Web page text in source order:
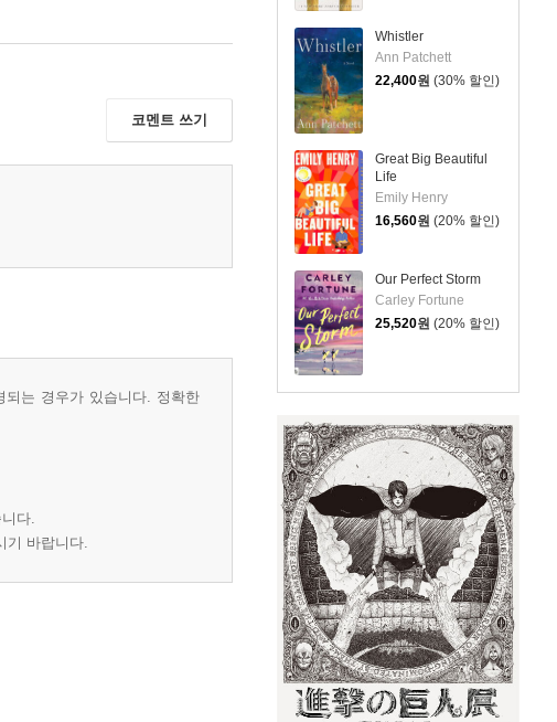
Whistler
Ann Patchett
22,400원 (30% 할인)
Great Big Beautiful
Life
Emily Henry
16,560원 (20% 할인)
Our Perfect Storm
Carley Fortune
25,520원 (20% 할인)
코멘트 쓰기
는 경우가 있습니다. 정확한
다.
기 바랍니다.